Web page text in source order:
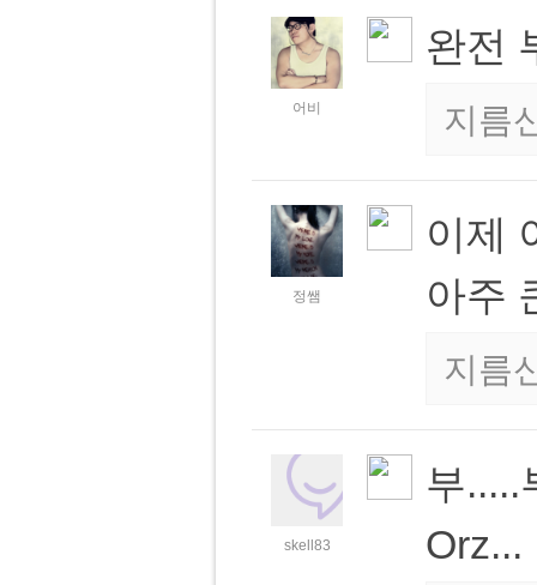
어비
완전
지름
정쌤
이제
아주
지름
skell83
부.....
Orz...